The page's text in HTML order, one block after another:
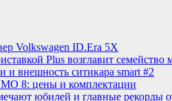
Volkswagen ID.Era 5X
Plus возглавит семейство
и внешность ситикара smart #2
8: цены и комплектации
юбилей и главные рекорды